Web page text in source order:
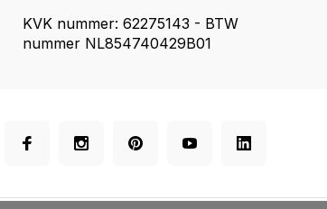
KVK nummer: 62275143 - BTW
nummer NL854740429B01